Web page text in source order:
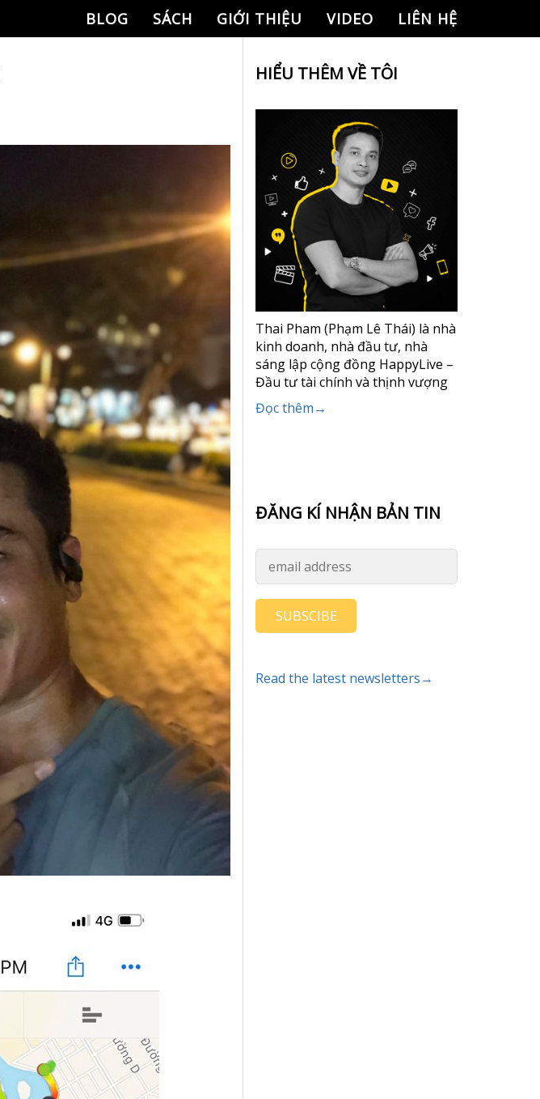
BLOG SÁCH GIỚI THIỆU VIDEO LIÊN HỆ
HIỂU THÊM VỀ TÔI
Thai Pham (Phạm Lê Thái) là nhà
kinh doanh, nhà đầu tư, nhà
sáng lập cộng đồng HappyLive –
Đầu tư tài chính và thịnh vượng
Đọc thêm→
ĐĂNG KÍ NHẬN BẢN TIN
SUBSCIBE
Read the latest newsletters→